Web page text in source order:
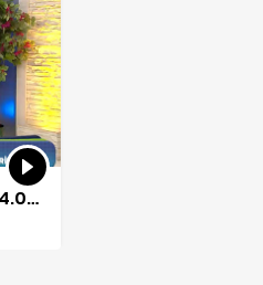
Konunun Uzmanı 12. Bölüm - 24.03.2022